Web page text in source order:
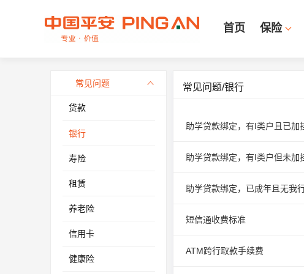
首页 保险
常见问题
贷款
银行
寿险
租赁
养老险
信用卡
健康险
常见问题/银行
助学贷款绑定，有I类户且已加
助学贷款绑定，有I类户但未加
助学贷款绑定，已成年且无我
短信通收费标准
ATM跨行取款手续费